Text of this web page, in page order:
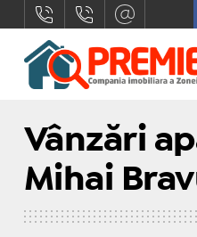
Vânzări
Mihai